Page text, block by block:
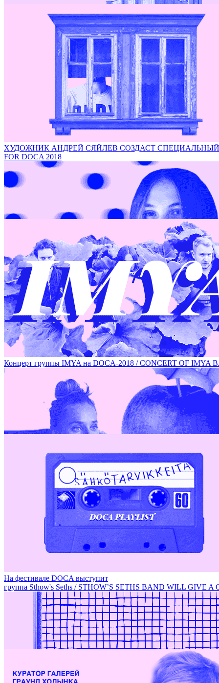
Проект итальянского фотографа Роберто Конте на DOCA-
ХУДОЖНИК АНДРЕЙ СЯЙЛЕВ СОЗДАСТ СПЕЦИАЛЬНЫЙ
FOR DOCA 2018
РАБОТЫ ХУДОЖНИЦЫ ОЛЬГИ СОГРИНОЙ НА DOCA-2018 /
Концерт группы IMYA на DOCA-2018 / CONCERT OF IMYA
Фарфоровые инсталляции Дарьи Неретиной / PORCELAIN
На фестивале DOCA выступит
группа Sthow's Seths / STHOW’S SETHS BAND WILL GIVE A